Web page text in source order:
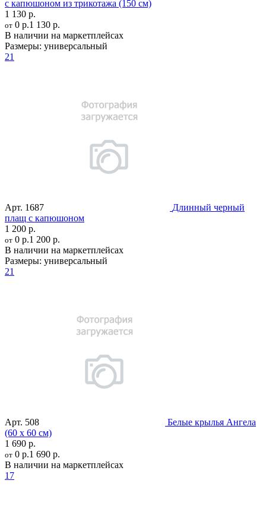
c капюшоном из трикотажа (150 см)
1 130 р.
от 0 р.1 130 р.
В наличии на маркетплейсах
Размеры: универсальный
21
Арт. 1687
Длинный черный
плащ с капюшоном
1 200 р.
от 0 р.1 200 р.
В наличии на маркетплейсах
Размеры: универсальный
21
Арт. 508
Белые крылья Ангела
(60 х 60 см)
1 690 р.
от 0 р.1 690 р.
В наличии на маркетплейсах
17